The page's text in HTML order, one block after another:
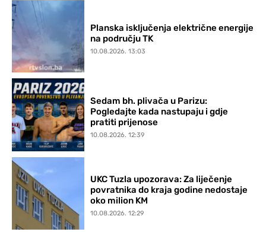
Planska isključenja električne energije
na području TK
10.08.2026. 13:03
Sedam bh. plivača u Parizu:
Pogledajte kada nastupaju i gdje
pratiti prijenose
10.08.2026. 12:39
UKC Tuzla upozorava: Za liječenje
povratnika do kraja godine nedostaje
oko milion KM
10.08.2026. 12:29